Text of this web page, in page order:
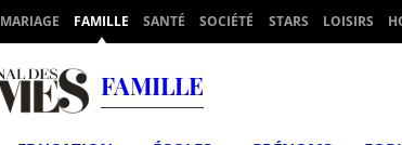
MARIAGE FAMILLE SANTÉ SOCIÉTÉ STARS LOISIRS
FAMILLE